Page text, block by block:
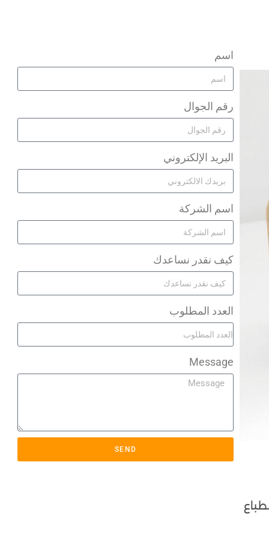
اسم
رقم الجوال
البريد الإلكتروني
اسم الشركة
كيف نقدر نساعدك
العدد المطلوب
Message
SEND